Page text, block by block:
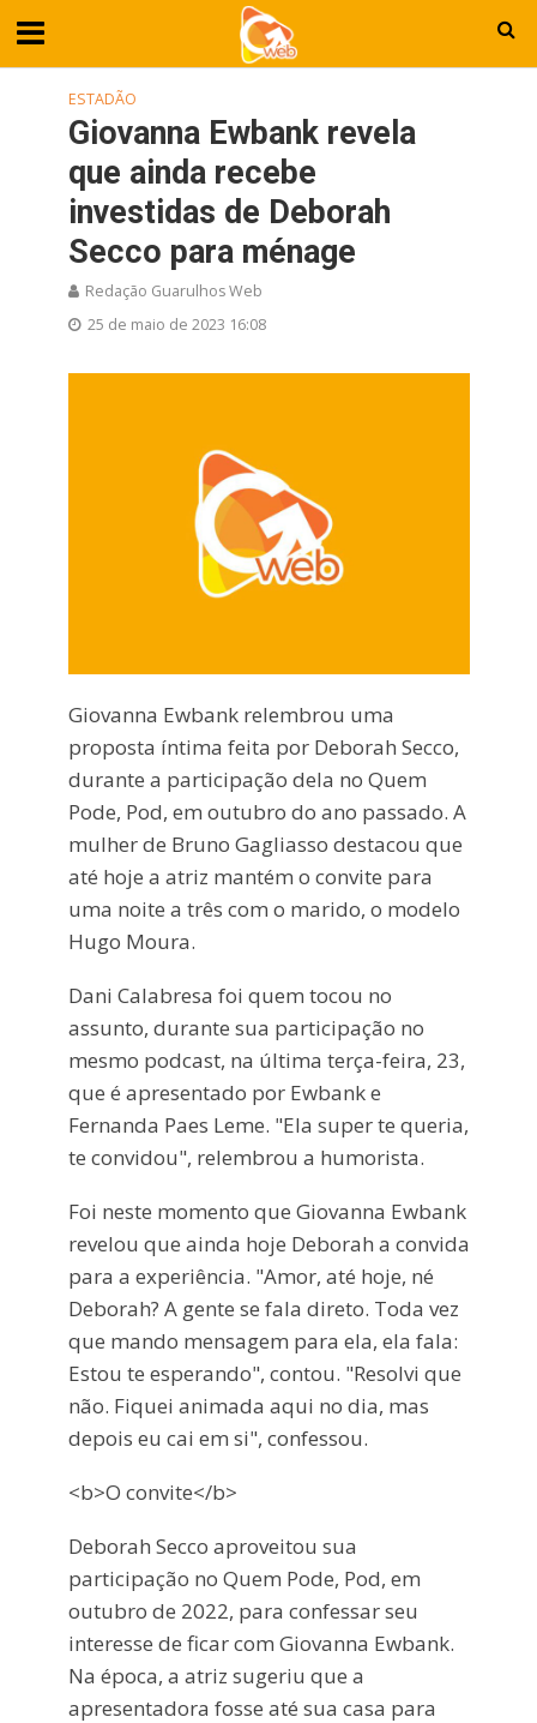
ESTADÃO
Giovanna Ewbank revela
que ainda recebe
investidas de Deborah
Secco para ménage
Redação Guarulhos Web
25 de maio de 2023 16:08
Giovanna Ewbank relembrou uma
proposta íntima feita por Deborah Secco,
durante a participação dela no Quem
Pode, Pod, em outubro do ano passado. A
mulher de Bruno Gagliasso destacou que
até hoje a atriz mantém o convite para
uma noite a três com o marido, o modelo
Hugo Moura.
Dani Calabresa foi quem tocou no
assunto, durante sua participação no
mesmo podcast, na última terça-feira, 23,
que é apresentado por Ewbank e
Fernanda Paes Leme. "Ela super te queria,
te convidou", relembrou a humorista.
Foi neste momento que Giovanna Ewbank
revelou que ainda hoje Deborah a convida
para a experiência. "Amor, até hoje, né
Deborah? A gente se fala direto. Toda vez
que mando mensagem para ela, ela fala:
Estou te esperando", contou. "Resolvi que
não. Fiquei animada aqui no dia, mas
depois eu cai em si", confessou.
<b>O convite</b>
Deborah Secco aproveitou sua
participação no Quem Pode, Pod, em
outubro de 2022, para confessar seu
interesse de ficar com Giovanna Ewbank.
Na época, a atriz sugeriu que a
apresentadora fosse até sua casa para